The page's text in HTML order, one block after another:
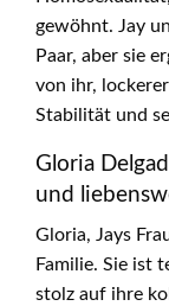
gewöhnt. Jay
Paar, aber sie
von ihr,
Stabilität und
Gloria
und
Gloria, Jays
Familie. Sie ist
stolz auf ihre